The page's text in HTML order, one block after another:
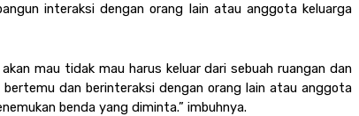
interaksi dengan orang lain atau anggota keluarga
mau tidak mau harus keluar dari sebuah ruangan dan
bertemu dan berinteraksi dengan orang lain atau anggota
benda yang diminta.” imbuhnya.